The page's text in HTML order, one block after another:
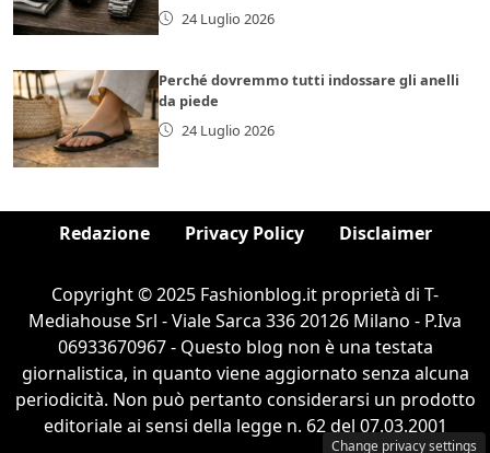
24 Luglio 2026
Perché dovremmo tutti indossare gli anelli
da piede
24 Luglio 2026
Redazione Privacy Policy Disclaimer
Copyright © 2025 Fashionblog.it proprietà di T-
Mediahouse Srl - Viale Sarca 336 20126 Milano - P.Iva
06933670967 - Questo blog non è una testata
giornalistica, in quanto viene aggiornato senza alcuna
periodicità. Non può pertanto considerarsi un prodotto
editoriale ai sensi della legge n. 62 del 07.03.2001
Change privacy settings